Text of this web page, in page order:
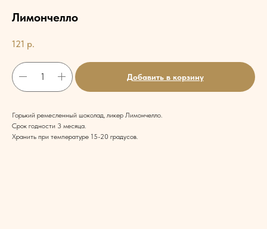
Лимончелло
121 р.
Добавить в корзину
Горький ремесленный шоколад, ликер Лимончелло.
Срок годности 3 месяца.
Хранить при температуре 15-20 градусов.